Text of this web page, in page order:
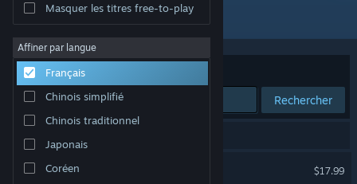
À propos
Support
Changer la langue
Télécharger l'application mobile Steam
Masquer les titres free-to-play
Affiner par langue
Français
Chinois simplifié
Chinois traditionnel
Japonais
Coréen
Développement : Team Ladybug
Trier par Pertinence
Rechercher
$17.99